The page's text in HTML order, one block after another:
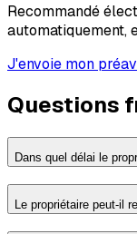
Recommandé
automatiquement,
J'envoie mon
Questions
Dans quel délai le
Le propriétaire peut-il